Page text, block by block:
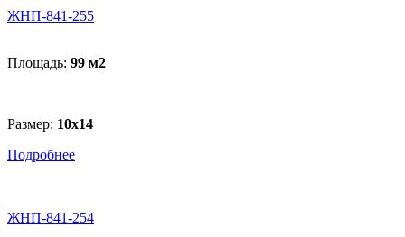
ЖНП-841-255
Площадь: 99 м2
Размер: 10x14
Подробнее
ЖНП-841-254